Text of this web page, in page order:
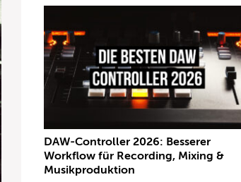
DAW-Controller 2026: Besserer
Workflow für Recording, Mixing &
Musikproduktion